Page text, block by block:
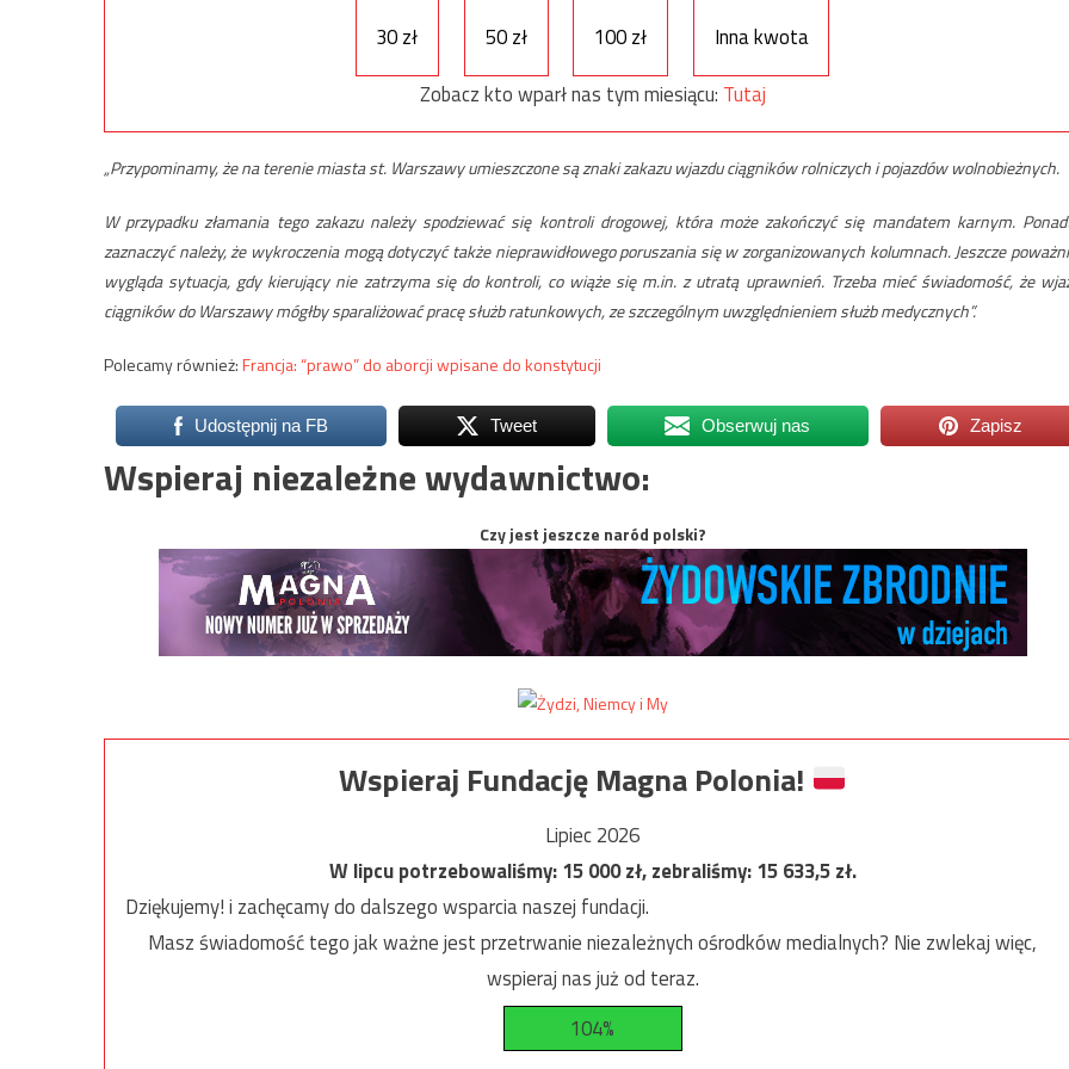
30 zł 50 zł 100 zł
Inna kwota
Zobacz kto wparł nas tym miesiącu: Tutaj
„Przypominamy, że na terenie miasta st. Warszawy umieszczone są znaki zakazu wjazdu ciągników rolniczych i pojazdów wolnobieżnych.
W przypadku złamania tego zakazu należy spodziewać się kontroli drogowej, która może zakończyć się mandatem karnym.
zaznaczyć należy, że wykroczenia mogą dotyczyć także nieprawidłowego poruszania się w zorganizowanych kolumnach. Jeszcze
wygląda sytuacja, gdy kierujący nie zatrzyma się do kontroli, co wiąże się m.in. z utratą uprawnień. Trzeba mieć świadomość, że
ciągników do Warszawy mógłby sparaliżować pracę służb ratunkowych, ze szczególnym uwzględnieniem służb medycznych”.
Polecamy również:Francja: “prawo” do aborcji wpisane do konstytucji
Udostępnij na FB Tweet Obserwuj nas Zapisz
Wspieraj niezależne wydawnictwo:
Czy jest jeszcze naród polski?
Wspieraj Fundację Magna Polonia!
Lipiec 2026
W lipcu potrzebowaliśmy:15 000zł, zebraliśmy:15 633,5zł.
Dziękujemy! i zachęcamy do dalszego wsparcia naszej fundacji.
Masz świadomość tego jak ważne jest przetrwanie niezależnych ośrodków medialnych? Nie zwlekaj więc,
wspieraj nas już od teraz.
104%